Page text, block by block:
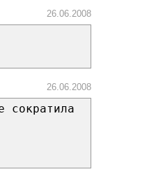
26.06.2008
26.06.2008
сократила